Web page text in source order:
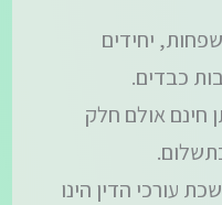
יחידים
כבדים.
חינם אולם חלק
עורכי הדין הינו